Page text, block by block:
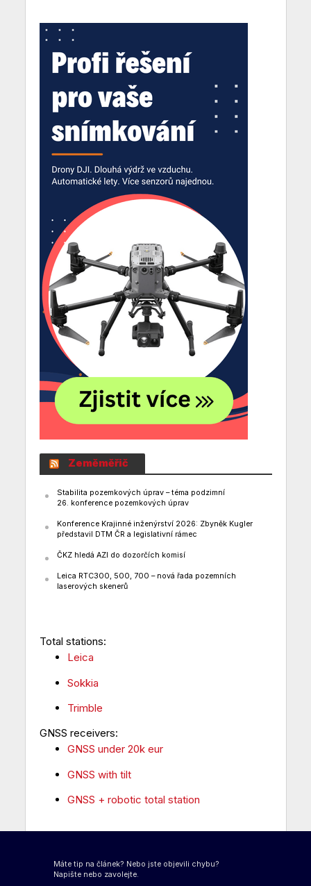
Zeměměřič
Stabilita pozemkových úprav – téma podzimní
26. konference pozemkových úprav
Konference Krajinné inženýrství 2026: Zbyněk Kugler
představil DTM ČR a legislativní rámec
ČKZ hledá AZI do dozorčích komisí
Leica RTC300, 500, 700 – nová řada pozemních
laserových skenerů
Total stations:
Leica
Sokkia
Trimble
GNSS receivers:
GNSS under 20k eur
GNSS with tilt
GNSS + robotic total station
Máte tip na článek? Nebo jste objevili chybu?
Napište nebo zavolejte.